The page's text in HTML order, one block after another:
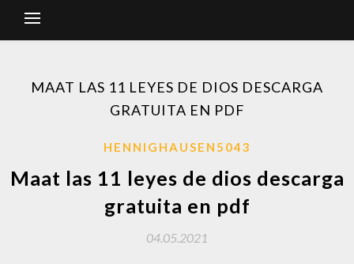
MAAT LAS 11 LEYES DE DIOS DESCARGA
GRATUITA EN PDF
HENNIGHAUSEN5043
Maat las 11 leyes de dios descarga
gratuita en pdf
04.05.2021